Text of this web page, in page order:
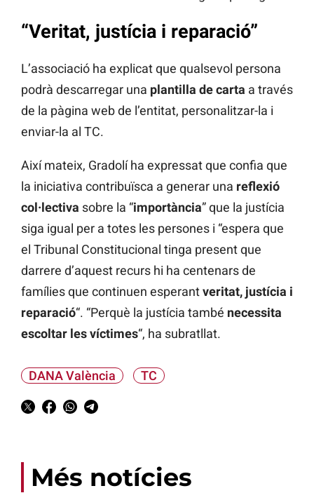
“Veritat, justícia i reparació”
L’associació ha explicat que qualsevol persona
podrà descarregar una plantilla de carta a través
de la pàgina web de l’entitat, personalitzar-la i
enviar-la al TC.
Així mateix, Gradolí ha expressat que confia que
la iniciativa contribuïsca a generar una reflexió
col·lectiva sobre la “importància” que la justícia
siga igual per a totes les persones i “espera que
el Tribunal Constitucional tinga present que
darrere d’aquest recurs hi ha centenars de
famílies que continuen esperantveritat, justícia i
reparació“. “Perquè la justícia també necessita
escoltar les víctimes“, ha subratllat.
DANA València TC
Més notícies